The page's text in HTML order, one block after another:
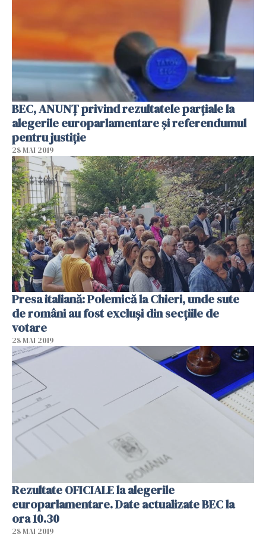
BEC, ANUNŢ privind rezultatele parţiale la
alegerile europarlamentare şi referendumul
pentru justiţie
28 MAI 2019
Presa italiană: Polemică la Chieri, unde sute
de români au fost excluși din secţiile de
votare
28 MAI 2019
Rezultate OFICIALE la alegerile
europarlamentare. Date actualizate BEC la
ora 10.30
28 MAI 2019